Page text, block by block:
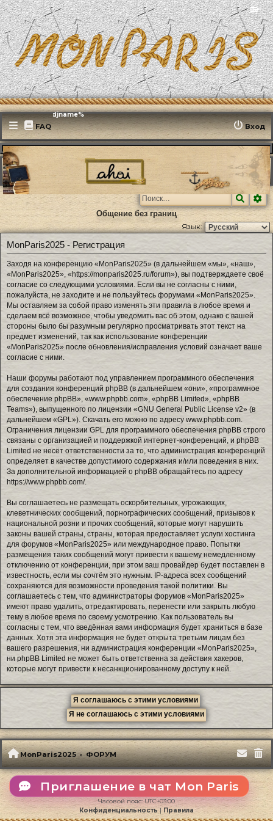
📻
FAQ Вход
Эфирит: ♫ %djname%
MonParis2025 ФОРУМ
Поиск
Общение без границ
Язык:
MonParis2025 - Регистрация
Заходя на конференцию «MonParis2025» (в дальнейшем «мы», «наш»,
«MonParis2025», «https://monparis2025.ru/forum»), вы подтверждаете своё
согласие со следующими условиями. Если вы не согласны с ними,
пожалуйста, не заходите и не пользуйтесь форумами «MonParis2025».
Мы оставляем за собой право изменять эти правила в любое время и
сделаем всё возможное, чтобы уведомить вас об этом, однако с вашей
стороны было бы разумным регулярно просматривать этот текст на
предмет изменений, так как использование конференции
«MonParis2025» после обновления/исправления условий означает ваше
согласие с ними.
Наши форумы работают под управлением программного обеспечения
для создания конференций phpBB (в дальнейшем «они», «программное
обеспечение phpBB», «www.phpbb.com», «phpBB Limited», «phpBB
Teams»), выпущенного по лицензии «GNU General Public License v2» (в
дальнейшем «GPL»). Скачать его можно по адресу www.phpbb.com
Ограничения лицензии GPL для программного обеспечения phpBB строго
связаны с организацией и поддержкой интернет-конференций, и phpBB
Limited не несёт ответственности за то, что администрация конференций
определяет в качестве допустимого содержания и/или поведения в них.
За дополнительной информацией о phpBB обращайтесь по адресу
https://www.phpbb.com/.
Вы соглашаетесь не размещать оскорбительных, угрожающих,
клеветнических сообщений, порнографических сообщений, призывов к
национальной розни и прочих сообщений, которые могут нарушить
законы вашей страны, страны, которая предоставляет услуги хостинга
для форумов «MonParis2025» или международное право. Попытки
размещения таких сообщений могут привести к вашему немедленному
отключению от конференции, при этом ваш провайдер будет поставлен в
известность, если мы сочтём это нужным. IP-адреса всех сообщений
сохраняются для возможности проведения такой политики. Вы
соглашаетесь с тем, что администраторы форумов «MonParis2025»
имеют право удалить, отредактировать, перенести или закрыть любую
тему в любое время по своему усмотрению. Как пользователь вы
согласны с тем, что введённая вами информация будет храниться в базе
данных. Хотя эта информация не будет открыта третьим лицам без
вашего разрешения, ни администрация конференции «MonParis2025»,
ни phpBB Limited не может быть ответственна за действия хакеров,
которые могут привести к несанкционированному доступу к ней.
MonParis2025 ФОРУМ
Приглашение в чат Mon Paris
Часовой пояс:UTC+03:00
Конфиденциальность|Правила